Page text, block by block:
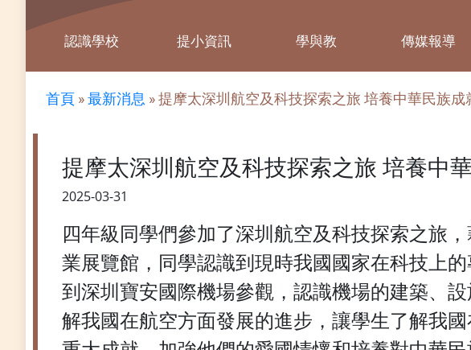
認識學校 提小資訊 學與教 傳媒報導
首頁 »最新消息 »提摩太深圳航空及科技探索之旅 培養中華民族成
提摩太深圳航空及科技探索之旅 培養中
2025-03-31
四年級同學們參加了深圳航空及科技探索之旅
業展覽館，同學認識到現時我國國家在科技上
到深圳寶安國際機場參觀，認識機場的建築、
解我國在航空方面發展的進步，讓學生了解我